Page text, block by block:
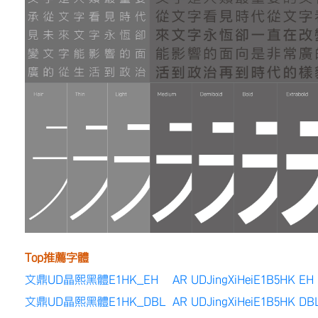
Top推薦字體
文鼎UD晶熙黑體E1HK_EH AR UDJingXiHeiE1B5HK EH
文鼎UD晶熙黑體E1HK_DBL AR UDJingXiHeiE1B5HK